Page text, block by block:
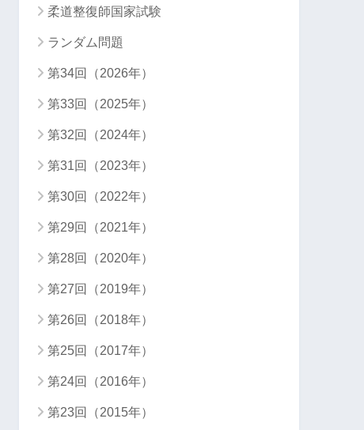
柔道整復師国家試験
ランダム問題
第34回（2026年）
第33回（2025年）
第32回（2024年）
第31回（2023年）
第30回（2022年）
第29回（2021年）
第28回（2020年）
第27回（2019年）
第26回（2018年）
第25回（2017年）
第24回（2016年）
第23回（2015年）